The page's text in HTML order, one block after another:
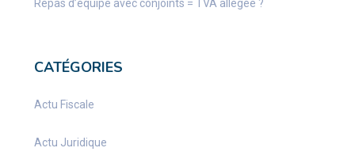
Repas d’équipe avec conjoints = TVA allégée ?
CATÉGORIES
Actu Fiscale
Actu Juridique